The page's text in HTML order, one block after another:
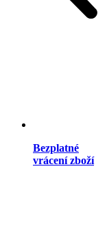
Bezplatné
vrácení zboží